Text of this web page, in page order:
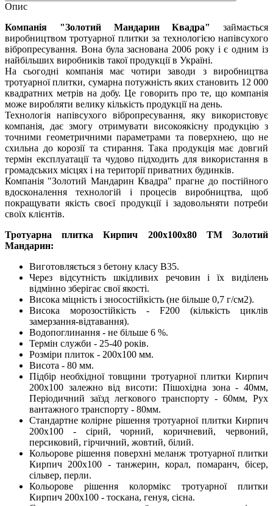
Опис
Компанія "Золотий Мандарин Квадра"
займається
виробництвом тротуарної плитки за технологією напівсухого
вібропресування. Вона була заснована 2006 року і є одним із
найбільших виробників такої продукції в Україні.
На сьогодні компанія має чотири заводи з виробництва
тротуарної плитки, сумарна потужність яких становить 12 000
квадратних метрів на добу. Це говорить про те, що компанія
може виробляти велику кількість продукції на день.
Технологія напівсухого вібропресування, яку використовує
компанія, дає змогу отримувати високоякісну продукцію з
точними геометричними параметрами та поверхнею, що не
схильна до корозії та стирання. Така продукція має довгий
термін експлуатації та чудово підходить для використання в
громадських місцях і на території приватних будинків.
Компанія "Золотий Мандарин Квадра" прагне до постійного
вдосконалення технологій і процесів виробництва, щоб
покращувати якість своєї продукції і задовольняти потреби
своїх клієнтів.
Тротуарна плитка Кирпич 200х100х80 ТМ Золотий
Мандарин:
Виготовляється з бетону класу В35.
Через відсутність шкідливих речовин і їх виділень
відмінно зберігає свої якості.
Висока міцність і зносостійкість (не більше 0,7 г/см2).
Висока морозостійкість - F200 (кількість циклів
замерзання-відтавання).
Водопоглинання - не більше 6 %.
Термін служби - 25-40 років.
Розміри плиток - 200х100 мм.
Висота - 80 мм.
Підбір необхідної товщини тротуарної плитки Кирпич
200х100 залежно від висоти: Пішохідна зона - 40мм,
Періодичний заїзд легкового транспорту - 60мм, Рух
вантажного транспорту - 80мм.
Стандартне колірне рішення тротуарної плитки Кирпич
200х100 - сірий, чорний, коричневий, червоний,
персиковий, гірчичний, жовтий, білий.
Кольорове рішення поверхні меланж тротуарної плитки
Кирпич 200х100 - танжерин, корал, помаранч, бісер,
сільвер, перли.
Кольорове рішення колормікс тротуарної плитки
Кирпич 200х100 - тоскана, генуя, сієна.